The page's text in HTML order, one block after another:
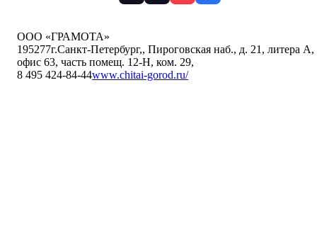
ООО «ГРАМОТА»
195277г.Санкт-Петербург,, Пироговская наб., д. 21, литера А,
офис 63, часть помещ. 12-Н, ком. 29,
8 495 424-84-44www.chitai-gorod.ru/